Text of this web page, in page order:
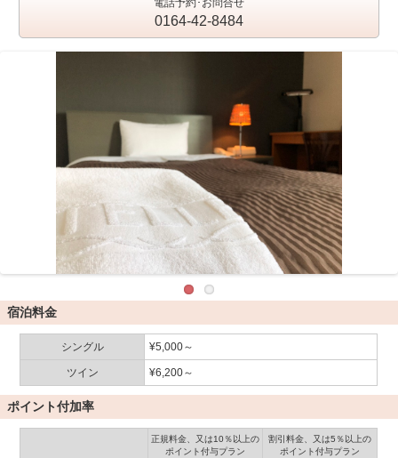
電話予約･お問合せ
0164-42-8484
宿泊料金
シングル ¥5,000～
ツイン ¥6,200～
ポイント付加率
正規料金、又は10％以上の
ポイント付与プラン
割引料金、又は5％以上の
ポイント付与プラン